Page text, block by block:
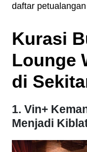
daftar
Kurasi
Lounge
di
1. Vin+
Menjadi